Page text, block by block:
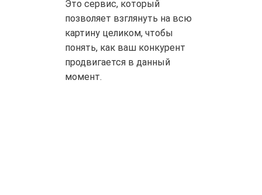
Это сервис, который
позволяет взглянуть на всю
картину целиком, чтобы
понять, как ваш конкурент
продвигается в данный
момент.